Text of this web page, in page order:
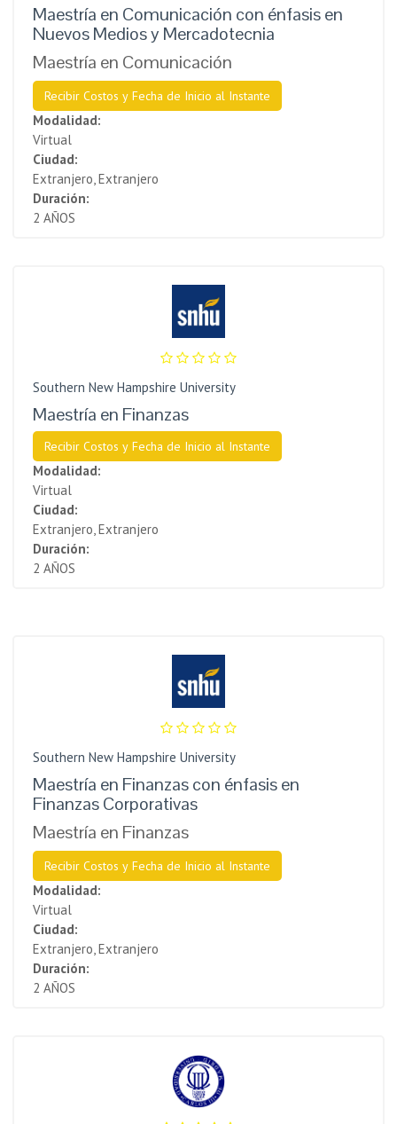
Maestría en Comunicación con énfasis en
Nuevos Medios y Mercadotecnia
Maestría en Comunicación
Recibir Costos y Fecha de Inicio al Instante
Modalidad:
Virtual
Ciudad:
Extranjero, Extranjero
Duración:
2 AÑOS
Southern New Hampshire University
Maestría en Finanzas
Recibir Costos y Fecha de Inicio al Instante
Modalidad:
Virtual
Ciudad:
Extranjero, Extranjero
Duración:
2 AÑOS
Southern New Hampshire University
Maestría en Finanzas con énfasis en
Finanzas Corporativas
Maestría en Finanzas
Recibir Costos y Fecha de Inicio al Instante
Modalidad:
Virtual
Ciudad:
Extranjero, Extranjero
Duración:
2 AÑOS